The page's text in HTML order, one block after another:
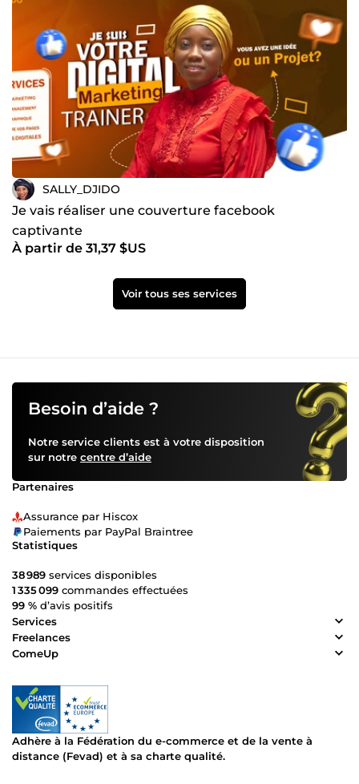
SALLY_DJIDO
Je vais réaliser une couverture facebook
captivante
À partir de 31,37 $US
Voir tous ses services
Besoin d’aide ?
Notre service clients est à votre disposition
sur notre centre d’aide
Partenaires
Assurance par Hiscox
Paiements par PayPal Braintree
Statistiques
38 989 services disponibles
1 335 099 commandes effectuées
99 % d’avis positifs
Services
Freelances
ComeUp
Adhère à la Fédération du e-commerce et de la vente à
distance (Fevad) et à sa charte qualité.